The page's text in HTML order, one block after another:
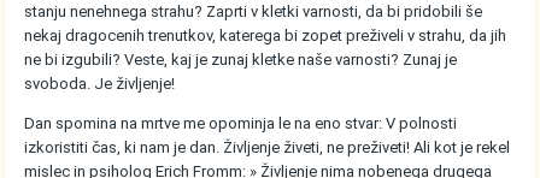
stanju nenehnega strahu? Zaprti v kletki varnosti, da bi pridobili še
nekaj dragocenih trenutkov, katerega bi zopet preživeli v strahu, da jih
ne bi izgubili? Veste, kaj je zunaj kletke naše varnosti? Zunaj je
svoboda. Je življenje!
Dan spomina na mrtve me opominja le na eno stvar: V polnosti
izkoristiti čas, ki nam je dan. Življenje živeti, ne preživeti! Ali kot je rekel
mislec in psiholog Erich Fromm: » Življenje nima nobenega drugega